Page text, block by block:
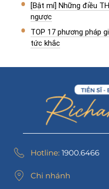
[Bật mí] Những điều
ngược
TOP 17 phương pháp
tức khắc
Hotline: 1900.6466
Chi nhánh